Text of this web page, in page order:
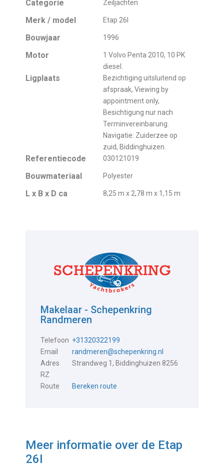
Categorie
Zeiljachten
Merk / model Etap 26I
Bouwjaar 1996
Motor
1 Volvo Penta 2010, 10 PK
diesel.
Ligplaats
Bezichtiging uitsluitend op
afspraak, Viewing by
appointment only,
Besichtigung nur nach
Terminvereinbarung.
Navigatie: Zuiderzee op
zuid, Biddinghuizen.
Referentiecode 030121019
Bouwmateriaal Polyester
L x B x D ca 8,25 m x 2,78 m x 1,15 m
Makelaar - Schepenkring
Randmeren
Telefoon +31320322199
Email
randmeren@schepenkring.nl
Adres
Strandweg 1, Biddinghuizen 8256
RZ
Route
Bereken route
Meer informatie over de Etap
26I